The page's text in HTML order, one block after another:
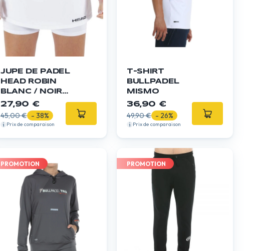
JUPE DE PADEL
HEAD ROBIN
BLANC / NOIR
FEMME
27,90 €
45,00 € - 38%
Prix de comparaison
T-SHIRT
BULLPADEL
MISMO
36,90 €
49,90 € - 26%
Prix de comparaison
PROMOTION PROMOTION